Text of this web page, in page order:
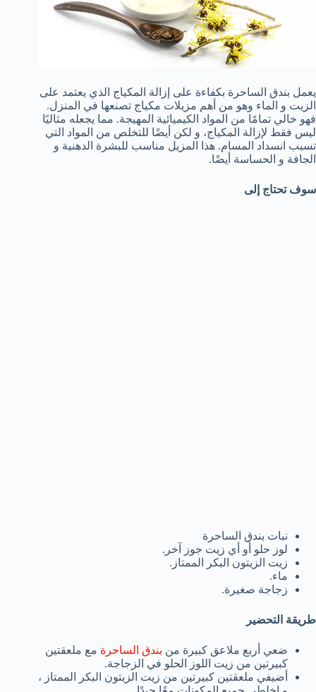
يعمل بندق الساحرة بكفاءة على إزالة المكياج الذي يعتمد على
الزيت و الماء وهو من أهم مزيلات مكياج تصنعها في المنزل.
فهو خالي تمامًا من المواد الكيميائية المهيجة. مما يجعله مثاليًا
ليس فقط لإزالة المكياج، و لكن أيضًا للتخلص من المواد التي
تسبب انسداد المسام. هذا المزيل مناسب للبشرة الدهنية و
الجافة و الحساسة أيضًا.
سوف تحتاج إلى
نبات بندق الساحرة
لوز حلو أو أي زيت جوز آخر.
زيت الزيتون البكر الممتاز.
ماء.
زجاجة صغيرة.
طريقة التحضير
ضعي أربع ملاعق كبيرة من بندق الساحرة مع ملعقتين
كبيرتين من زيت اللوز الحلو في الزجاجة.
أضيفي ملعقتين كبيرتين من زيت الزيتون البكر الممتاز ،